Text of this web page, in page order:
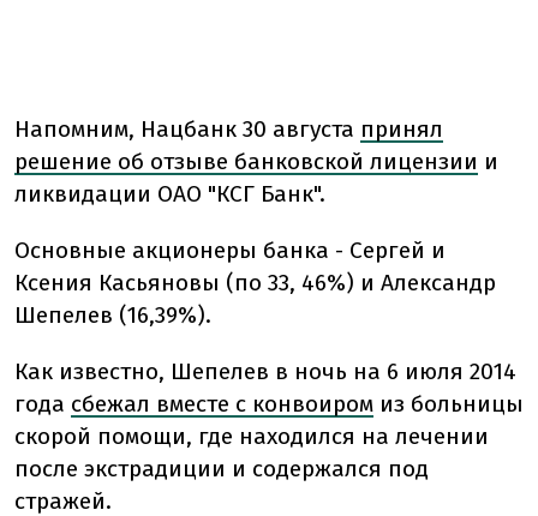
Напомним, Нацбанк 30 августа принял
решение об отзыве банковской лицензии и
ликвидации ОАО "КСГ Банк".
Основные акционеры банка - Сергей и
Ксения Касьяновы (по 33, 46%) и Александр
Шепелев (16,39%).
Как известно, Шепелев в ночь на 6 июля 2014
года сбежал вместе с конвоиром из больницы
скорой помощи, где находился на лечении
после экстрадиции и содержался под
стражей.